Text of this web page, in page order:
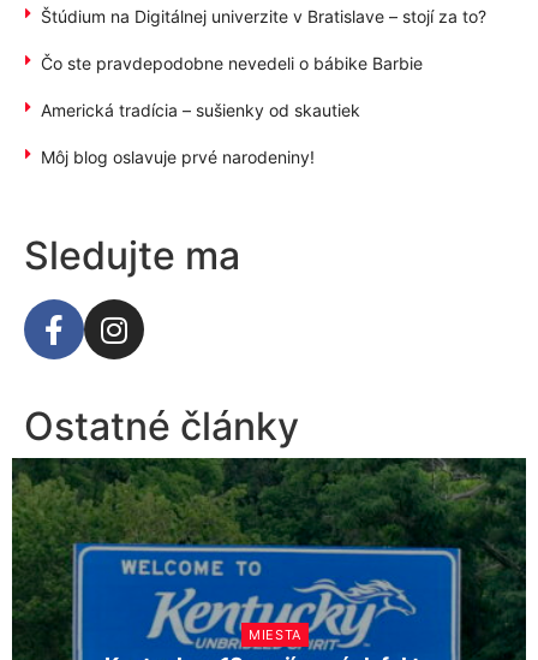
Štúdium na Digitálnej univerzite v Bratislave – stojí za to?
Čo ste pravdepodobne nevedeli o bábike Barbie
Americká tradícia – sušienky od skautiek
Môj blog oslavuje prvé narodeniny!
Sledujte ma
Ostatné články
MIESTA
KULTÚRA